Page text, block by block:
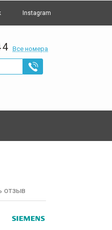
Instagram
Все номера
отзыв